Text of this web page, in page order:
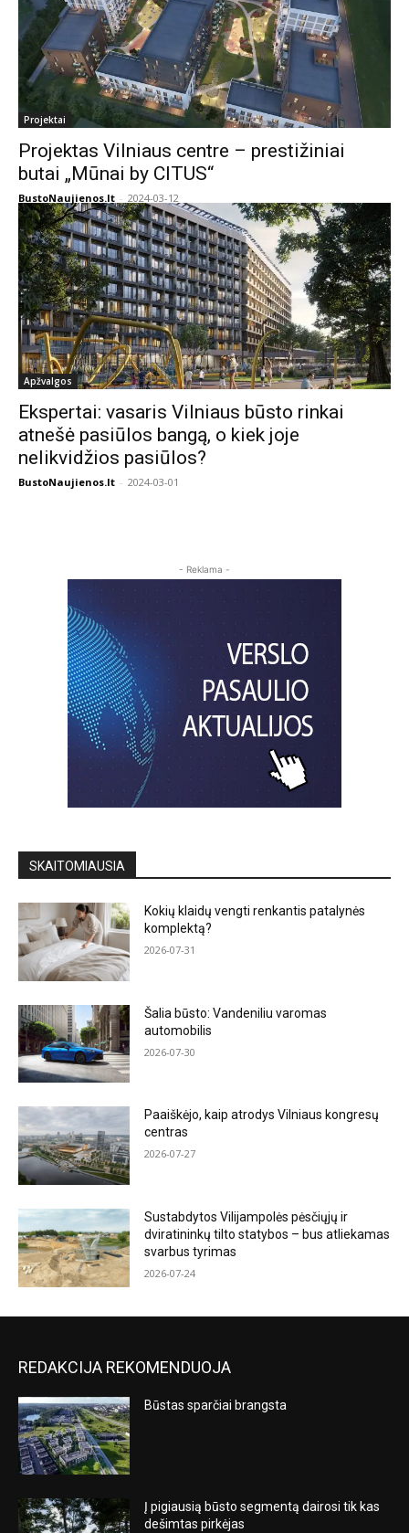
Projektai
Projektas Vilniaus centre – prestižiniai
butai „Mūnai by CITUS“
BustoNaujienos.lt - 2024-03-12
Apžvalgos
Ekspertai: vasaris Vilniaus būsto rinkai
atnešė pasiūlos bangą, o kiek joje
nelikvidžios pasiūlos?
BustoNaujienos.lt - 2024-03-01
- Reklama -
SKAITOMIAUSIA
Kokių klaidų vengti renkantis patalynės
komplektą?
2026-07-31
Šalia būsto: Vandeniliu varomas
automobilis
2026-07-30
Paaiškėjo, kaip atrodys Vilniaus kongresų
centras
2026-07-27
Sustabdytos Vilijampolės pėsčiųjų ir
dviratininkų tilto statybos – bus atliekamas
svarbus tyrimas
2026-07-24
REDAKCIJA REKOMENDUOJA
Būstas sparčiai brangsta
Į pigiausią būsto segmentą dairosi tik kas
dešimtas pirkėjas